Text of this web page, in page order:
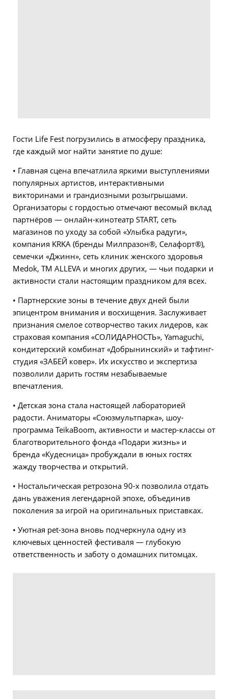
Гости Life Fest погрузились в атмосферу праздника,
где каждый мог найти занятие по душе:
• Главная сцена впечатлила яркими выступлениями
популярных артистов, интерактивными
викторинами и грандиозными розыгрышами.
Организаторы с гордостью отмечают весомый вклад
партнёров — онлайн-кинотеатр START, сеть
магазинов по уходу за собой «Улыбка радуги»,
компания KRKA (бренды Милпразон®, Селафорт®),
семечки «Джинн», сеть клиник женского здоровья
Medok, TM ALLEVA и многих других, — чьи подарки и
активности стали настоящим праздником для всех.
• Партнерские зоны в течение двух дней были
эпицентром внимания и восхищения. Заслуживает
признания смелое сотворчество таких лидеров, как
страховая компания «СОЛИДАРНОСТЬ», Yamaguchi,
кондитерский комбинат «Добрынинский» и тафтинг-
студия «ЗАБЕЙ ковер». Их искусство и экспертиза
позволили дарить гостям незабываемые
впечатления.
• Детская зона стала настоящей лабораторией
радости. Аниматоры «Союзмультпарка», шоу-
программа TeikaBoom, активности и мастер-классы от
благотворительного фонда «Подари жизнь» и
бренда «Кудесница» пробуждали в юных гостях
жажду творчества и открытий.
• Ностальгическая ретрозона 90-х позволила отдать
дань уважения легендарной эпохе, объединив
поколения за игрой на оригинальных приставках.
• Уютная pet-зона вновь подчеркнула одну из
ключевых ценностей фестиваля — глубокую
ответственность и заботу о домашних питомцах.